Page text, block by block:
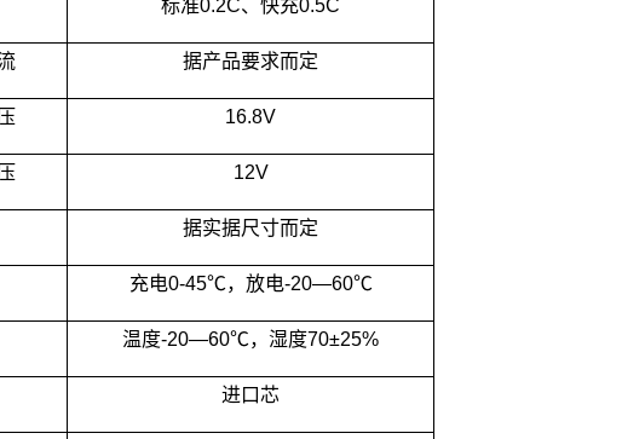
标准0.2C、快充0.5C
据产品要求而定
16.8V
12V
据实据尺寸而定
充电0-45℃，放电-20—60℃
温度-20—60℃，湿度70±25%
进口芯